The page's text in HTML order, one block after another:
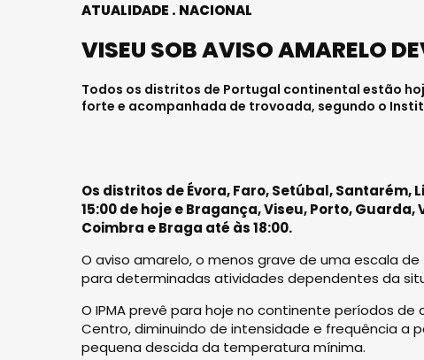
ATUALIDADE NACIONAL
VISEU SOB AVISO AMARELO
Todos os distritos de Portugal continental estão
forte e acompanhada de trovoada, segundo o
Os distritos de Évora, Faro, Setúbal,
15:00 de hoje e Bragança, Viseu, Porto,
Coimbra e Braga até às 18:00.
O aviso amarelo, o menos grave de uma escala
para determinadas atividades dependentes da
O IPMA prevê para hoje no continente períodos
Centro, diminuindo de intensidade e frequência a
pequena descida da temperatura mínima.